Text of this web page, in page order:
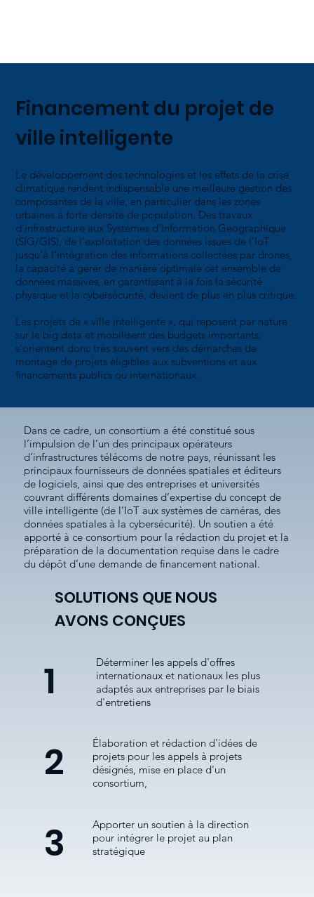
Dans ce cadre, un consortium a été constitué sous
l’impulsion de l’un des principaux opérateurs
d’infrastructures télécoms de notre pays, réunissant les
principaux fournisseurs de données spatiales et éditeurs
de logiciels, ainsi que des entreprises et universités
couvrant différents domaines d’expertise du concept de
ville intelligente (de l’IoT aux systèmes de caméras, des
données spatiales à la cybersécurité). Un soutien a été
apporté à ce consortium pour la rédaction du projet et la
préparation de la documentation requise dans le cadre
du dépôt d’une demande de financement national.
SOLUTIONS QUE NOUS
AVONS CONÇUES
1
Déterminer les appels d'offres
internationaux et nationaux les plus
adaptés aux entreprises par le biais
d'entretiens
2
Élaboration et rédaction d'idées de
projets pour les appels à projets
désignés, mise en place d'un
consortium,
3
Apporter un soutien à la direction
pour intégrer le projet au plan
stratégique
Financement du projet de
ville intelligente
Le développement des technologies et les effets de la crise
climatique rendent indispensable une meilleure gestion des
composantes de la ville, en particulier dans les zones
urbaines à forte densité de population. Des travaux
d’infrastructure aux Systèmes d’Information Géographique
(SIG/GIS), de l’exploitation des données issues de l’IoT
jusqu’à l’intégration des informations collectées par drones,
la capacité à gérer de manière optimale cet ensemble de
données massives, en garantissant à la fois la sécurité
physique et la cybersécurité, devient de plus en plus critique.
Les projets de « ville intelligente », qui reposent par nature
sur le big data et mobilisent des budgets importants,
s’orientent donc très souvent vers des démarches de
montage de projets éligibles aux subventions et aux
financements publics ou internationaux.